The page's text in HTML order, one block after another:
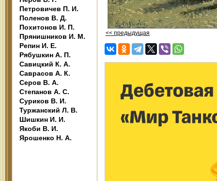
Петровичев П. И.
Поленов В. Д.
Похитонов И. П.
Прянишников И. М.
Репин И. Е.
Рябушкин А. П.
Савицкий К. А.
Саврасов А. К.
Серов В. А.
Степанов А. С.
Суриков В. И.
Туржанский Л. В.
Шишкин И. И.
Якоби В. И.
Ярошенко Н. А.
<< предыдущая